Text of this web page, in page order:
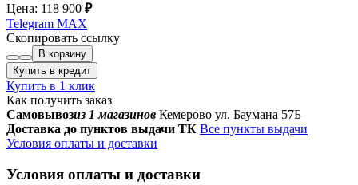
Цена: 118 900 ₽
Telegram MAX
Скопировать ссылку
В корзину
Купить в кредит
Купить в 1 клик
Как получить заказ
Самовывозиз 1 магазинов Кемерово ул. Баумана 57Б
Доставка до пунктов выдачи ТК Все пункты выдачи
Условия оплаты и доставки
Условия оплаты и доставки